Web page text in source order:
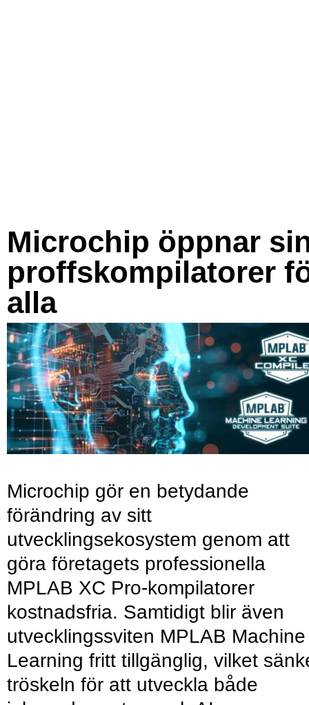
Microchip öppnar
proffskompilatorer
alla
Microchip gör en betydande
förändring av sitt
utvecklingsekosystem genom att
göra företagets professionella
MPLAB XC Pro-kompilatorer
kostnadsfria. Samtidigt blir även
utvecklingssviten MPLAB Machine
Learning fritt tillgänglig, vilket
tröskeln för att utveckla både